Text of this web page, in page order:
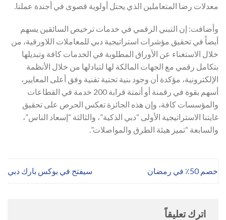
معدلات رضا المتعاملين الذي يحتل أولوية قصوى في أجندة عملنا.
وأضافت: إن التبني الرقمي في خدمات ترخيص السائقين يسهم
أيضاً في تحقيق مؤشرات استراتيجية دبي للمعاملات اللاورقية، من
خلال الاستغناء عن الأوراق المطلوبة في الخدمات كافة وتبديلها
بتكامل رقمي مع الجهات المالكة لها لتبادلها من خلال الأنظمة
الإلكترونية، مؤكدة أن وجود بنية تحتية تقنية وفق أعلى المعايير،
أسهم بقوة في رقمنة أو أتمتة قرابة 200 خدمة في القطاعات
والمؤسسات كافة، وإن هذه الجائزة تعكس الحرص على تحقيق
غايتنا الاستراتيجية الأولى “دبي الذكية”، والثالثة “إسعاد الناس”،
والسابعة “تميز هيئة الطرق والمواصلات”.
سيفتح في بوكس ​​بارك دبي خصم 50٪ في رمضان
اترك تعليقاً